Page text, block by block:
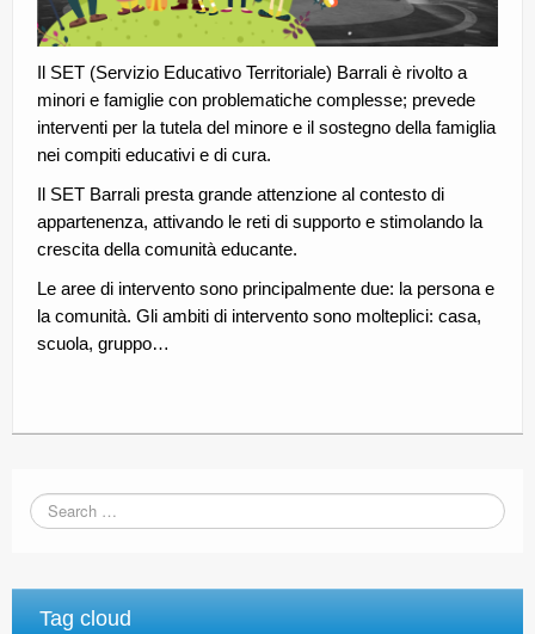
Guspini
Il SET (Servizio Educativo Territoriale) Barrali è rivolto a
minori e famiglie con problematiche complesse; prevede
interventi per la tutela del minore e il sostegno della famiglia
nei compiti educativi e di cura.
Il SET Barrali presta grande attenzione al contesto di
appartenenza, attivando le reti di supporto e stimolando la
crescita della comunità educante.
Le aree di intervento sono principalmente due: la persona e
la comunità. Gli ambiti di intervento sono molteplici: casa,
scuola, gruppo…
Tag cloud